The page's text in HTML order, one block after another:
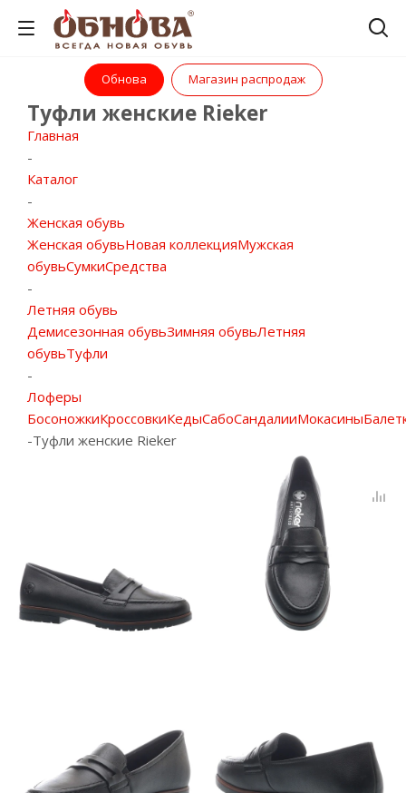
Обнова Магазин распродаж
Туфли женские Rieker
Главная
-
Каталог
-
Женская обувь
Женская обувьНовая коллекцияМужская
обувьСумкиСредства
-
Летняя обувь
Демисезонная обувьЗимняя обувьЛетняя
обувьТуфли
-
Лоферы
БосоножкиКроссовкиКедыСабоСандалииМокасины
-Туфли женские Rieker